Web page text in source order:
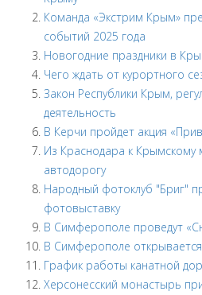
Команда «Экстрим Крым»
событий 2025 года
Новогодние праздники в
Чего ждать от курортного
Закон Республики Крым,
деятельность
В Керчи пройдет акция
Из Краснодара к Крымскому
автодорогу
Народный фотоклуб "Бриг"
фотовыставку
В Симферополе проведут
В Симферополе
График работы канатной
Херсонесский монастырь